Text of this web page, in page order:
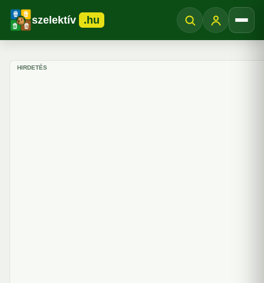
szelektív .hu
HIRDETÉS